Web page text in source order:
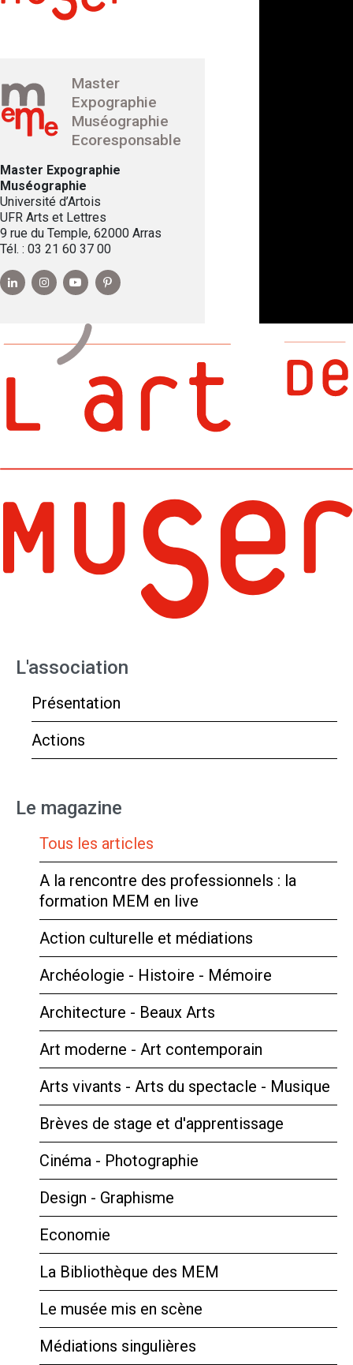
Master
Expographie
Muséographie
Ecoresponsable
Master Expographie
Muséographie
Université d’Artois
UFR Arts et Lettres
9 rue du Temple, 62000 Arras
Tél. : 03 21 60 37 00
L'association
Présentation
Actions
Le magazine
Tous les articles
A la rencontre des professionnels : la
formation MEM en live
Action culturelle et médiations
Archéologie - Histoire - Mémoire
Architecture - Beaux Arts
Art moderne - Art contemporain
Arts vivants - Arts du spectacle - Musique
Brèves de stage et d'apprentissage
Cinéma - Photographie
Design - Graphisme
Economie
La Bibliothèque des MEM
Le musée mis en scène
Médiations singulières